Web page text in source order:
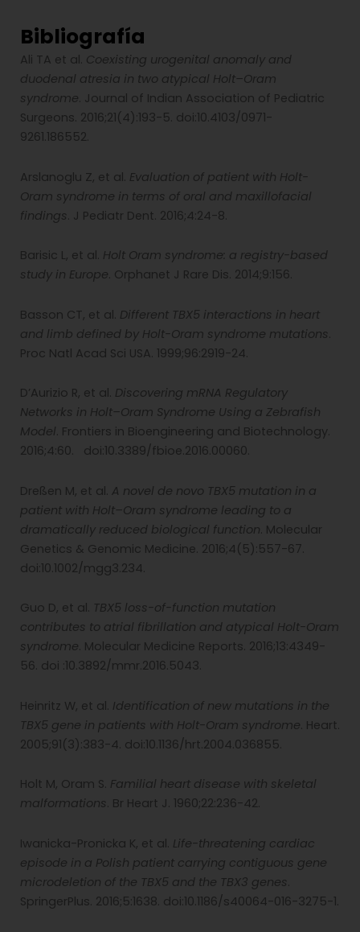
Bibliografía
Ali TA et al. Coexisting urogenital anomaly and
duodenal atresia in two atypical Holt–Oram
syndrome. Journal of Indian Association of Pediatric
Surgeons. 2016;21(4):193-5. doi:10.4103/0971-
9261.186552.
Arslanoglu Z, et al. Evaluation of patient with Holt-
Oram syndrome in terms of oral and maxillofacial
findings. J Pediatr Dent. 2016;4:24-8.
Barisic L, et al. Holt Oram syndrome: a registry-based
study in Europe. Orphanet J Rare Dis. 2014;9:156.
Basson CT, et al. Different TBX5 interactions in heart
and limb defined by Holt-Oram syndrome mutations.
Proc Natl Acad Sci USA. 1999;96:2919-24.
D’Aurizio R, et al. Discovering mRNA Regulatory
Networks in Holt–Oram Syndrome Using a Zebrafish
Model. Frontiers in Bioengineering and Biotechnology.
2016;4:60. doi:10.3389/fbioe.2016.00060.
Dreßen M, et al. A novel de novo TBX5 mutation in a
patient with Holt–Oram syndrome leading to a
dramatically reduced biological function. Molecular
Genetics & Genomic Medicine. 2016;4(5):557-67.
doi:10.1002/mgg3.234.
Guo D, et al. TBX5 loss-of-function mutation
contributes to atrial fibrillation and atypical Holt-Oram
syndrome. Molecular Medicine Reports. 2016;13:4349-
56. doi :10.3892/mmr.2016.5043.
Heinritz W, et al. Identification of new mutations in the
TBX5 gene in patients with Holt-Oram syndrome. Heart.
2005;91(3):383-4. doi:10.1136/hrt.2004.036855.
Holt M, Oram S. Familial heart disease with skeletal
malformations. Br Heart J. 1960;22:236-42.
Iwanicka-Pronicka K, et al. Life-threatening cardiac
episode in a Polish patient carrying contiguous gene
microdeletion of the TBX5 and the TBX3 genes.
SpringerPlus. 2016;5:1638. doi:10.1186/s40064-016-3275-1.